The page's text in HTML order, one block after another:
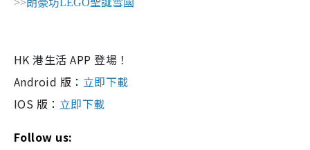
>>朗豪坊LEGO聖誕雪國
HK 港生活 APP 登場！
Android 版： 立即下載
IOS 版： 立即下載
Follow us: